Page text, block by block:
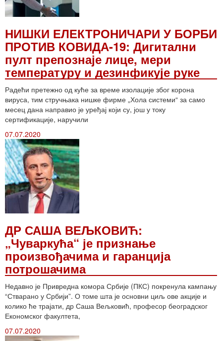
НИШКИ ЕЛЕКТРОНИЧАРИ У БОРБИ
ПРОТИВ КОВИДА-19: Дигитални
пулт препознаје лице, мери
температуру и дезинфикује руке
Радећи претежно од куће за време изолације због корона
вируса, тим стручњака нишке фирме „Хола системи“ за само
месец дана направио је уређај који су, још у току
сертификације, наручили
07.07.2020
ДР САША ВЕЉКОВИЋ:
„Чуваркућа“ је признање
произвођачима и гаранција
потрошачима
Недавно је Привредна комора Србије (ПКС) покренула кампању
“Стварано у Србији”. О томе шта је основни циљ ове акције и
колико ће трајати, др Саша Вељковић, професор београдског
Економског факултета,
07.07.2020